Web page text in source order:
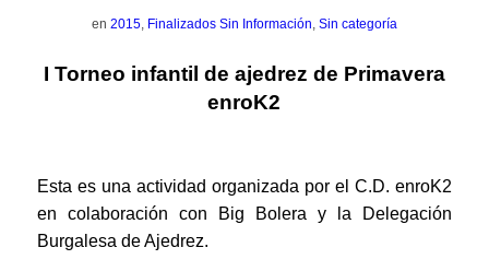
en 2015, Finalizados Sin Información Sin categoría
I Torneo infantil de ajedrez de Primavera
enroK2
Esta es una actividad organizada por el C.D. enroK2
en colaboración con Big Bolera y la Delegación
Burgalesa de Ajedrez.